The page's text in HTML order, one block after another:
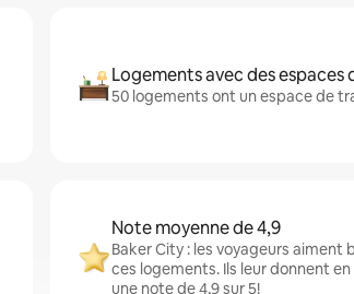
Logements avec des espaces
50 logements ont un espace de
Note moyenne de 4,9
Baker City : les voyageurs aiment
ces logements. Ils leur donnent
une note de 4,9 sur 5!